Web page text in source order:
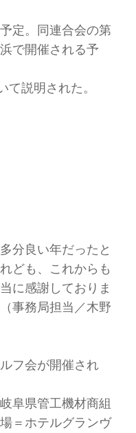
定。同連合会の第
で開催される予
説明された。
分良い年だったと
ども、これからも
に感謝しておりま
事務局担当／木野
フ会が開催され
阜県管工機材商組
＝ホテルグランヴ